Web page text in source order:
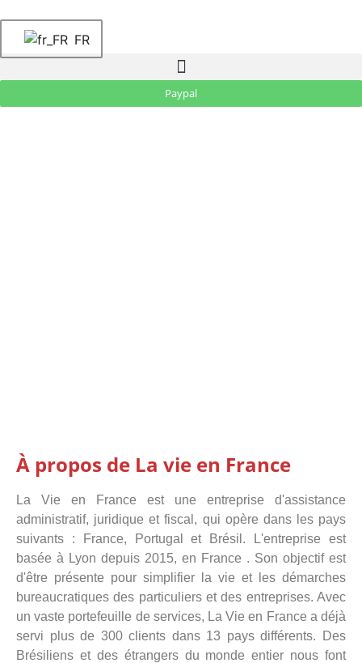
FR
Paypal
Si vous
changer de pays
SAVOIR PLUS
À propos de La vie en France
La Vie en France est une entreprise d'assistance
administratif, juridique et fiscal, qui opère dans les pays
suivants : France, Portugal et Brésil. L'entreprise est
basée à Lyon depuis 2015, en France . Son objectif est
d'être présente pour simplifier la vie et les démarches
bureaucratiques des particuliers et des entreprises. Avec
un vaste portefeuille de services, La Vie en France a déjà
servi plus de 300 clients dans 13 pays différents. Des
Brésiliens et des étrangers du monde entier nous font